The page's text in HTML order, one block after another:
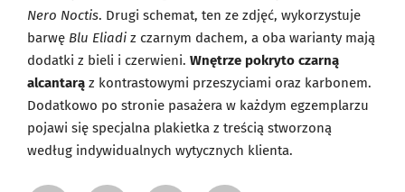
Nero Noctis. Drugi schemat, ten ze zdjęć, wykorzystuje
barwę Blu Eliadi z czarnym dachem, a oba warianty mają
dodatki z bieli i czerwieni. Wnętrze pokryto czarną
alcantarą z kontrastowymi przeszyciami oraz karbonem.
Dodatkowo po stronie pasażera w każdym egzemplarzu
pojawi się specjalna plakietka z treścią stworzoną
według indywidualnych wytycznych klienta.